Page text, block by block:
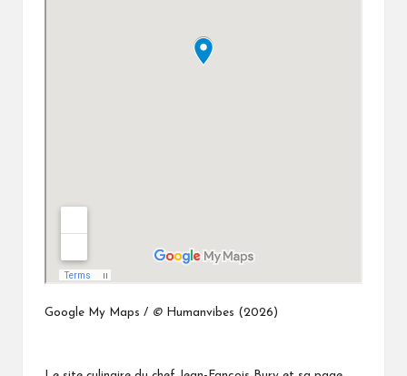
Google My Maps / © Humanvibes (2026)